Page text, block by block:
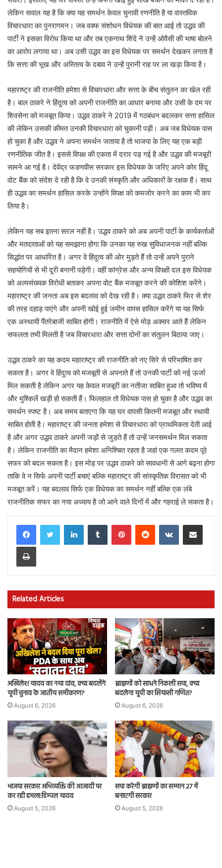
लेकिन सवाल यह है कि क्या यह समर्थन केवल चुनावी रणनीति है या वास्तविक
विचारधारा का पुनरागमन। जब वक्फ संशोधन विधेयक की बात आई तो उद्धव की
पार्टी ने इसका विरोध किया था और तब एकनाथ शिंदे ने उन्हें ओवैसी की भाषा बोलने
का आरोप लगाया था। अब उसी उद्धव का इस विधेयक पर समर्थन देखकर लगता है
कि सत्ता की भूख और अस्तित्व के दबाव ने उन्हें पुरानी राह पर ला खड़ा किया है।
महाराष्ट्र की राजनीति हमेशा से विचारधारा और सत्ता के बीच संतुलन का खेल रही
है। बाल ठाकरे ने हिंदुत्व को अपनी राजनीति का आधार बनाया और उसी के दम पर
शिवसेना को मजबूत किया। उद्धव ठाकरे ने 2019 में गठबंधन बदलकर सत्ता हासिल
की लेकिन उसकी कीमत उनकी विचारधारा को चुकानी पड़ी। अब जब विधेयक पास
हो चुका है और उद्धव ने अपना समर्थन जताया है तो भाजपा के लिए यह एक बड़ी
रणनीतिक जीत है। इससे विपक्ष की एकता में दरार पड़ गई है और उद्धव की मजबूरी
सामने आ गई है। देवेंद्र फडणवीस सरकार इस विधेयक के जरिए अपने कोर हिंदू
वोट बैंक को संदेश दे रही है कि वे उनकी संस्कृति और अधिकारों के रक्षक हैं। साथ
ही उद्धव का समर्थन हासिल करके उन्होंने विपक्ष को कमजोर करने का काम भी कर
लिया है।
लेकिन यह सब इतना सरल नहीं है। उद्धव ठाकरे को अब अपनी पार्टी के कार्यकर्ताओं
और मतदाताओं को यह समझाना होगा कि उनका यह रुख सुविधाजनक नहीं बल्कि
सिद्धांत पर आधारित है। अगर वे हिंदुत्व की ओर मुड़ते हैं तो उन्हें अपने पुराने
सहयोगियों से भी दूरी बनानी पड़ेगी। वहीं कांग्रेस और अन्य विपक्षी दल इस विधेयक
को अल्पसंख्यक विरोधी बताकर अपना वोट बैंक मजबूत करने की कोशिश करेंगे।
महाराष्ट्र की जनता अब इस बदलाव को देख रही है। क्या उद्धव ठाकरे फिर से शेर
की तरह दहाड़ पाएंगे और अपनी खोई हुई जमीन वापस हासिल करेंगे या यह सिर्फ
एक अस्थायी पैंतरेबाजी साबित होगी। राजनीति में ऐसे मोड़ अक्सर आते हैं लेकिन
सफलता तभी मिलती है जब विचारधारा और सत्ता दोनों का संतुलन बिठाया जाए।
उद्धव ठाकरे का यह कदम महाराष्ट्र की राजनीति को नए सिरे से परिभाषित कर
सकता है। अगर वे हिंदुत्व को मजबूती से अपनाते हैं तो उनकी पार्टी को नई ऊर्जा
मिल सकती है लेकिन अगर यह केवल मजबूरी का नतीजा साबित हुआ तो भविष्य में
और मुश्किलें खड़ी हो सकती हैं। फिलहाल तो विधेयक पास हो चुका है और उद्धव का
समर्थन स्पष्ट है। अब समय बताएगा कि यह घर वापसी कितनी मजबूत और स्थायी
साबित होती है। महाराष्ट्र की जनता हमेशा से विचारधारा को प्राथमिकता देती आई
है और अगर उद्धव ठाकरे अपनी जड़ों से जुड़ते हैं तो उन्हें जनसमर्थन मिल सकता
है। लेकिन राजनीति का मैदान हमेशा अनिश्चित रहता है जहां एक गलत कदम पूरे
सफर को बदल सकता है। इस मोड़ पर उद्धव ठाकरे को सावधानी से आगे बढ़ना होगा
ताकि वे न सिर्फ अपनी पार्टी बचाएं बल्कि महाराष्ट्र की सांस्कृतिक विरासत को भी
मजबूत करें। यह बदलाव सिर्फ एक विधेयक का समर्थन नहीं बल्कि एक लंबे
राजनीतिक सफर का नया अध्याय है जो आने वाले दिनों में और गहराई ले सकता है।
LinkedInTumblr PinterestReddit VKontakteShare via Email
Print
Related Articles
अखिलेश यादव का नया दांव, क्या बदलेंगे
यूपी चुनाव के जातीय समीकरण?
August 6, 2026
ब्राह्मणों को साधने निकली सपा, क्या
बदलेगा यूपी का सियासी गणित?
August 6, 2026
भाजपा सरकार अभिव्यक्ति की आजादी पर
कर रही हमला:डिम्पल यादव
August 5, 2026
सपा करेगी ब्राह्मणों का सम्मान 27 में
बनाएगी सरकार
August 5, 2026